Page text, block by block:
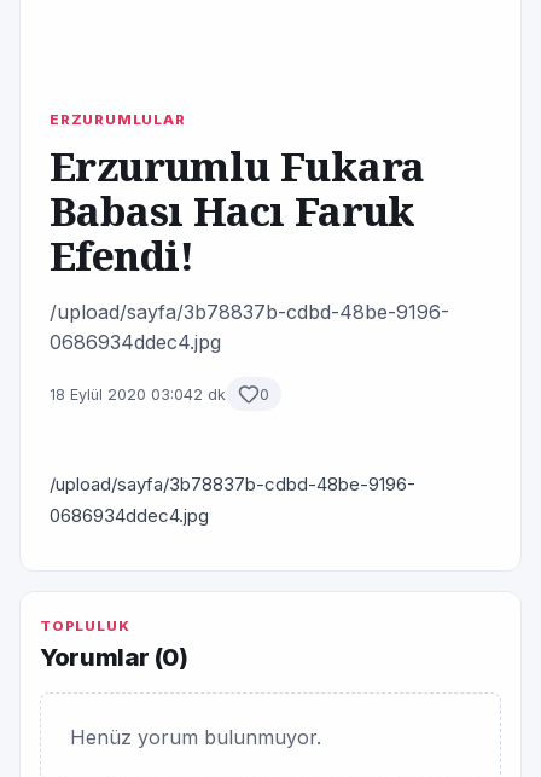
ERZURUMLULAR
Erzurumlu Fukara
Babası Hacı Faruk
Efendi!
/upload/sayfa/3b78837b-cdbd-48be-9196-
0686934ddec4.jpg
18 Eylül 2020 03:042 dk 0
/upload/sayfa/3b78837b-cdbd-48be-9196-
0686934ddec4.jpg
TOPLULUK
Yorumlar (0)
Henüz yorum bulunmuyor.